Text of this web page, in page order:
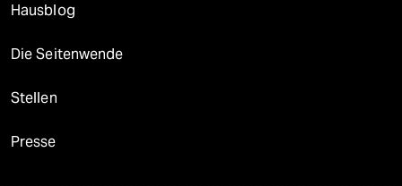
Hausblog
Die Seitenwende
Stellen
Presse